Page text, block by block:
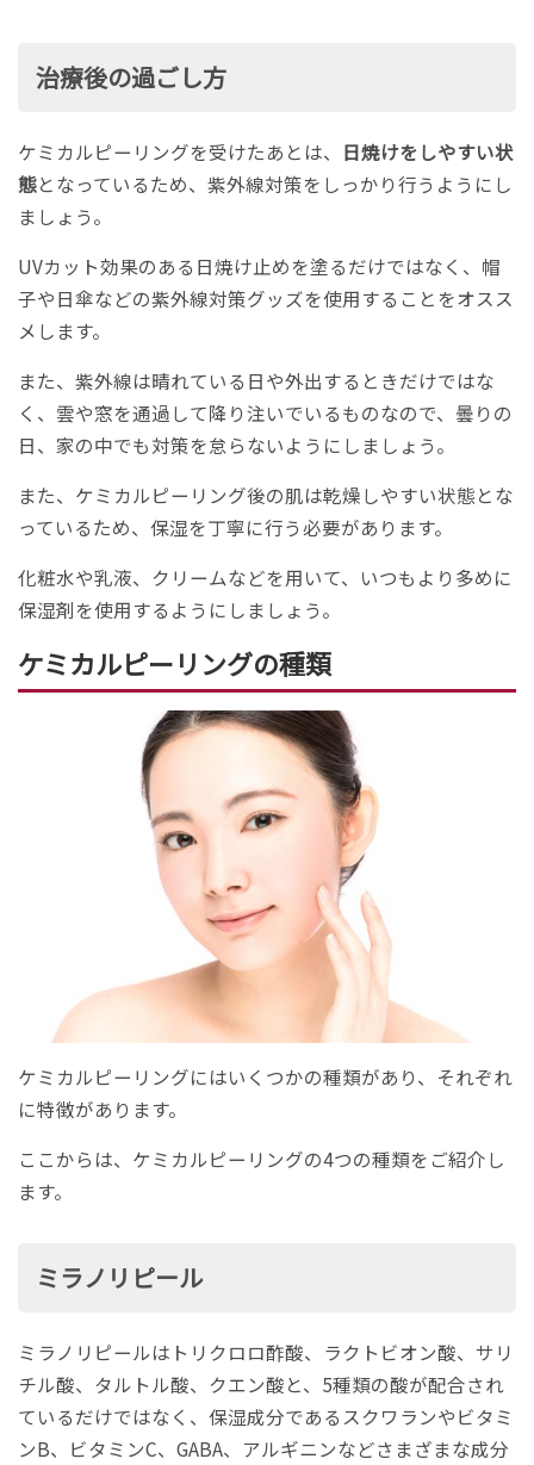
治療後の過ごし方
ケミカルピーリングを受けたあとは、 日焼けをしやすい状
態となっているため、紫外線対策をしっかり行うようにし
ましょう。
UVカット効果のある日焼け止めを塗るだけではなく、帽
子や日傘などの紫外線対策グッズを使用することをオスス
メします。
また、紫外線は晴れている日や外出するときだけではな
く、雲や窓を通過して降り注いでいるものなので、曇りの
日、家の中でも対策を怠らないようにしましょう。
また、ケミカルピーリング後の肌は乾燥しやすい状態とな
っているため、保湿を丁寧に行う必要があります。
化粧水や乳液、クリームなどを用いて、いつもより多めに
保湿剤を使用するようにしましょう。
ケミカルピーリングの種類
ケミカルピーリングにはいくつかの種類があり、それぞれ
に特徴があります。
ここからは、ケミカルピーリングの4つの種類をご紹介し
ます。
ミラノリピール
ミラノリピールはトリクロロ酢酸、ラクトビオン酸、サリ
チル酸、タルトル酸、クエン酸と、5種類の酸が配合され
ているだけではなく、保湿成分であるスクワランやビタミ
ンB、ビタミンC、GABA、アルギニンなどさまざまな成分